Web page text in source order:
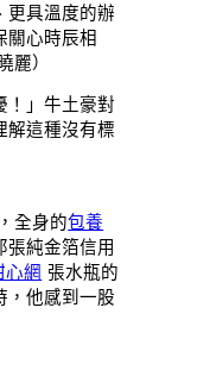
更具溫度的辦
關心時辰相
麗）
！」牛土豪對
解這種沒有標
全身的包養
張純金箔信用
心網 張水瓶的
，他感到一股